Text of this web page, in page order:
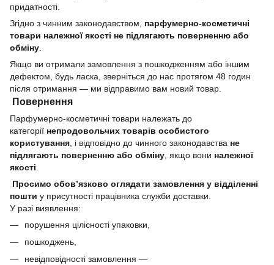
придатності.
Згідно з чинним законодавством, парфумерно-косметичні
товари належної якості не підлягають поверненню або
обміну
Якщо ви отримали замовлення з пошкодженням або іншим
дефектом, будь ласка, зверніться до нас протягом 48 годин
після отримання — ми відправимо вам новий товар.
Повернення
Парфумерно-косметичні товари належать до
категорії непродовольчих товарів особистого
користування , і відповідно до чинного законодавства не
підлягають поверненню або обміну , якщо вони належної
якості
Просимо обов’язково оглядати замовлення у відділенні
пошти у присутності працівника служби доставки.
У разі виявлення:
порушення цілісності упаковки,
пошкоджень,
невідповідності замовлення —